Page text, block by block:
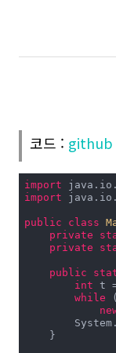
코드 : github
import
import
public class
private
private
public
int t
while
    }